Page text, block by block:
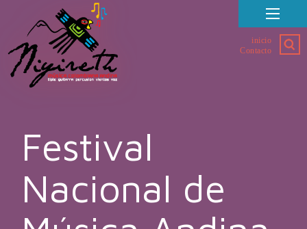
inicio
Contacto
Festival
Nacional de